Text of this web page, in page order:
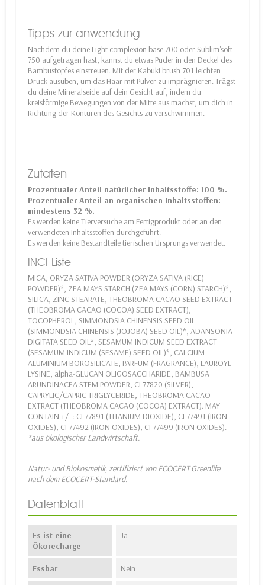
Tipps zur anwendung
Nachdem du deine Light complexion base 700 oder Sublim'soft
750 aufgetragen hast, kannst du etwas Puder in den Deckel des
Bambustopfes einstreuen. Mit der Kabuki brush 701 leichten
Druck ausüben, um das Haar mit Pulver zu imprägnieren. Trägst
du deine Mineralseide auf dein Gesicht auf, indem du
kreisförmige Bewegungen von der Mitte aus machst, um dich in
Richtung der Konturen des Gesichts zu verschwimmen.
Zutaten
Prozentualer Anteil natürlicher Inhaltsstoffe: 100 %.
Prozentualer Anteil an organischen Inhaltsstoffen:
mindestens 32 %.
Es werden keine Tierversuche am Fertigprodukt oder an den
verwendeten Inhaltsstoffen durchgeführt.
Es werden keine Bestandteile tierischen Ursprungs verwendet.
INCI-Liste
MICA, ORYZA SATIVA POWDER (ORYZA SATIVA (RICE)
POWDER)*, ZEA MAYS STARCH (ZEA MAYS (CORN) STARCH)*,
SILICA, ZINC STEARATE, THEOBROMA CACAO SEED EXTRACT
(THEOBROMA CACAO (COCOA) SEED EXTRACT),
TOCOPHEROL, SIMMONDSIA CHINENSIS SEED OIL
(SIMMONDSIA CHINENSIS (JOJOBA) SEED OIL)*, ADANSONIA
DIGITATA SEED OIL*, SESAMUM INDICUM SEED EXTRACT
(SESAMUM INDICUM (SESAME) SEED OIL)*, CALCIUM
ALUMINIUM BOROSILICATE, PARFUM (FRAGRANCE), LAUROYL
LYSINE, alpha-GLUCAN OLIGOSACCHARIDE, BAMBUSA
ARUNDINACEA STEM POWDER, CI 77820 (SILVER),
CAPRYLIC/CAPRIC TRIGLYCERIDE, THEOBROMA CACAO
EXTRACT (THEOBROMA CACAO (COCOA) EXTRACT). MAY
CONTAIN +/- : CI 77891 (TITANIUM DIOXIDE), CI 77491 (IRON
OXIDES), CI 77492 (IRON OXIDES), CI 77499 (IRON OXIDES).
*aus ökologischer Landwirtschaft.
Natur- und Biokosmetik, zertifiziert von ECOCERT Greenlife
nach dem ECOCERT-Standard.
Datenblatt
Es ist eine
Ökorecharge
Ja
Essbar Nein